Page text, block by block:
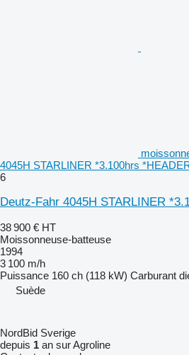
4045H STARLINER *3.100hrs
6
Deutz-Fahr 4045H STARLINER
38 900 € HT
Moissonneuse-batteuse
1994
3 100 m/h
Puissance 160 ch (118 kW) Carburant
Suède
NordBid Sverige
depuis 1 an sur Agroline